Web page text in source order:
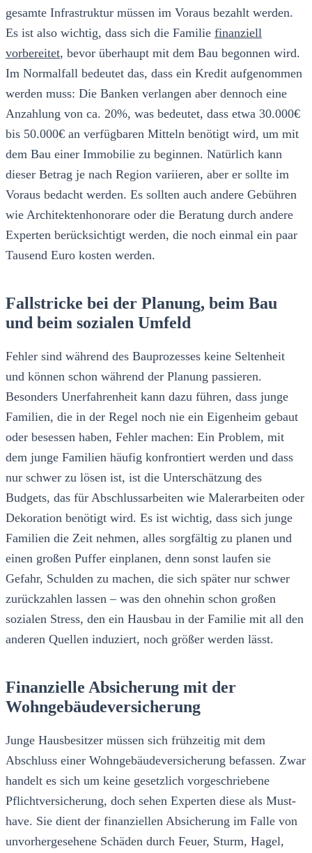
gesamte Infrastruktur müssen im Voraus bezahlt werden.
Es ist also wichtig, dass sich die Familie finanziell
vorbereitet, bevor überhaupt mit dem Bau begonnen wird.
Im Normalfall bedeutet das, dass ein Kredit aufgenommen
werden muss: Die Banken verlangen aber dennoch eine
Anzahlung von ca. 20%, was bedeutet, dass etwa 30.000€
bis 50.000€ an verfügbaren Mitteln benötigt wird, um mit
dem Bau einer Immobilie zu beginnen. Natürlich kann
dieser Betrag je nach Region variieren, aber er sollte im
Voraus bedacht werden. Es sollten auch andere Gebühren
wie Architektenhonorare oder die Beratung durch andere
Experten berücksichtigt werden, die noch einmal ein paar
Tausend Euro kosten werden.
Fallstricke bei der Planung, beim Bau
und beim sozialen Umfeld
Fehler sind während des Bauprozesses keine Seltenheit
und können schon während der Planung passieren.
Besonders Unerfahrenheit kann dazu führen, dass junge
Familien, die in der Regel noch nie ein Eigenheim gebaut
oder besessen haben, Fehler machen: Ein Problem, mit
dem junge Familien häufig konfrontiert werden und dass
nur schwer zu lösen ist, ist die Unterschätzung des
Budgets, das für Abschlussarbeiten wie Malerarbeiten oder
Dekoration benötigt wird. Es ist wichtig, dass sich junge
Familien die Zeit nehmen, alles sorgfältig zu planen und
einen großen Puffer einplanen, denn sonst laufen sie
Gefahr, Schulden zu machen, die sich später nur schwer
zurückzahlen lassen – was den ohnehin schon großen
sozialen Stress, den ein Hausbau in der Familie mit all den
anderen Quellen induziert, noch größer werden lässt.
Finanzielle Absicherung mit der
Wohngebäudeversicherung
Junge Hausbesitzer müssen sich frühzeitig mit dem
Abschluss einer Wohngebäudeversicherung befassen. Zwar
handelt es sich um keine gesetzlich vorgeschriebene
Pflichtversicherung, doch sehen Experten diese als Must-
have. Sie dient der finanziellen Absicherung im Falle von
unvorhergesehene Schäden durch Feuer, Sturm, Hagel,